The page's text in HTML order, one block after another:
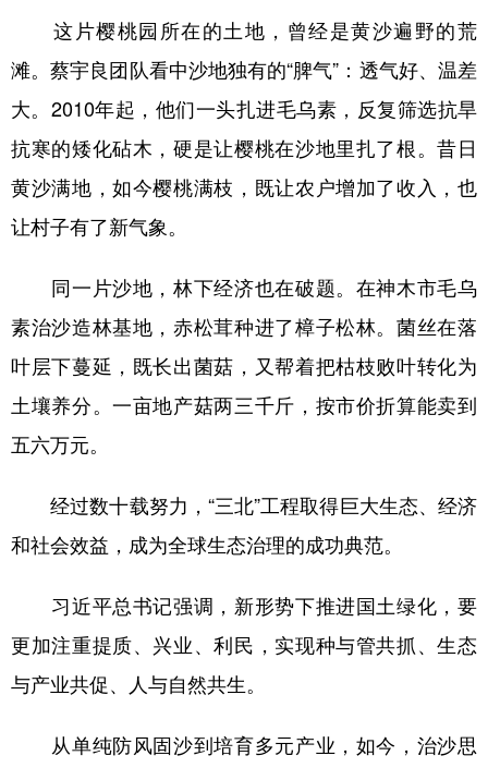
这片樱桃园所在的土地，曾经是黄沙遍野的荒
滩。蔡宇良团队看中沙地独有的“脾气”：透气好、温差
大。2010年起，他们一头扎进毛乌素，反复筛选抗旱
抗寒的矮化砧木，硬是让樱桃在沙地里扎了根。昔日
黄沙满地，如今樱桃满枝，既让农户增加了收入，也
让村子有了新气象。
同一片沙地，林下经济也在破题。在神木市毛乌
素治沙造林基地，赤松茸种进了樟子松林。菌丝在落
叶层下蔓延，既长出菌菇，又帮着把枯枝败叶转化为
土壤养分。一亩地产菇两三千斤，按市价折算能卖到
五六万元。
经过数十载努力，“三北”工程取得巨大生态、经济
和社会效益，成为全球生态治理的成功典范。
习近平总书记强调，新形势下推进国土绿化，要
更加注重提质、兴业、利民，实现种与管共抓、生态
与产业共促、人与自然共生。
从单纯防风固沙到培育多元产业，如今，治沙思